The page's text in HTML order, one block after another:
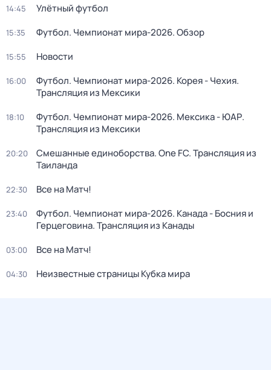
14:45 Улётный футбол
15:35 Футбол. Чемпионат мира-2026. Обзор
15:55 Новости
16:00
Футбол. Чемпионат мира-2026. Корея - Чехия.
Трансляция из Мексики
18:10
Футбол. Чемпионат мира-2026. Мексика - ЮАР.
Трансляция из Мексики
20:20
Смешанные единоборства. One FC. Трансляция из
Таиланда
22:30 Все на Матч!
23:40
Футбол. Чемпионат мира-2026. Канада - Босния и
Герцеговина. Трансляция из Канады
03:00 Все на Матч!
04:30 Неизвестные страницы Кубка мира